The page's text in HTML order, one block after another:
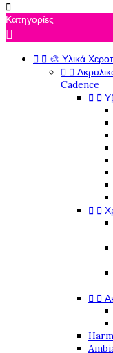

Κατηγορίες

  🎨 Υλικά
 
Cadence
 
 
 